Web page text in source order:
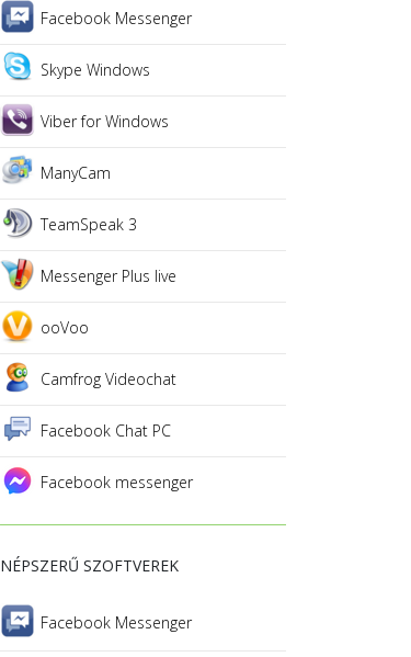
Facebook Messenger
Skype Windows
Viber for Windows
ManyCam
TeamSpeak 3
Messenger Plus live
ooVoo
Camfrog Videochat
Facebook Chat PC
Facebook messenger
NÉPSZERŰ SZOFTVEREK
Facebook Messenger